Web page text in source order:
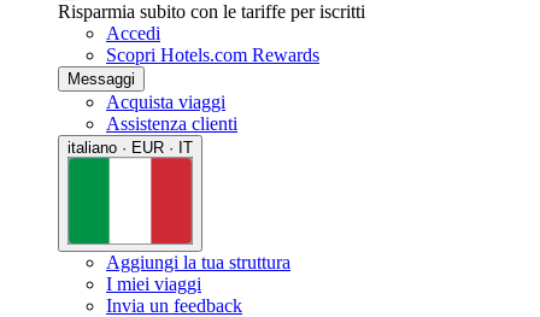
Risparmia subito con le tariffe per iscritti
Accedi
Scopri Hotels.com Rewards
Messaggi
Acquista viaggi
Assistenza clienti
italiano · EUR · IT
Aggiungi la tua struttura
I miei viaggi
Invia un feedback